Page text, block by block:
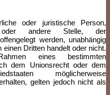
oder juristische Person,
oder andere Stelle, der
werden, unabhängig
Dritten handelt oder nicht.
eines bestimmten
dem Unionsrecht oder dem
möglicherweise
gelten jedoch nicht als